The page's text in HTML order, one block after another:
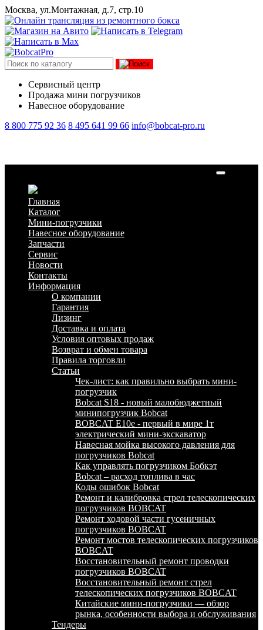
Москва, ул.Монтажная, д.7, стр.10
Сервисный центр
Продажа мини погрузчиков
Навесное оборудование
8 800 775 92 36 8 495 641 99 66 info@bobcat-pro.ru
Главная
Каталог
Мини-погрузчики
Навесное оборудование
Запчасти
Сервис
Новости
Контакты
Информация
О компании
Гарантия
Лизинг
Доставка и оплата
Условия оптовых продаж
Возврат и обмен товара
Правила торговли
Статьи
Чек-лист: как правильно выбрать мини-
погрузчик
Bobcat S18 - новый малобюджетный
минипогрузчик Bobcat
BOBCAT E10e - первый в мире 1т
электрический мини-экскаватор
Навесная мойка высокого давления для
погрузчиков Bobcat
Как управлять погрузчиком Бобкэт
Bobcat – расход топлива в час
Коды ошибок Bobcat
Ремонт и калибровка стрел телескопических
погрузчиков BOBCAT
Ремонт ходовой части гусеничных
погрузчиков BOBCAT
Ремонт мостов телескопических погрузчиков
BOBCAT
Восстановительный ремонт проводки
погрузчиков BOBCAT
Восстановительный ремонт стрел
телескопических погрузчиков BOBCAT
Китайские мини-погрузчики — обзор
рынка, особенности выбора и обслуживания
Тендеры